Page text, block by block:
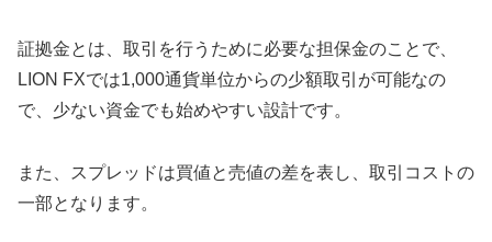
証拠金とは、取引を行うために必要な担保金のことで、
LION FXでは1,000通貨単位からの少額取引が可能なの
で、少ない資金でも始めやすい設計です。
また、スプレッドは買値と売値の差を表し、取引コストの
一部となります。